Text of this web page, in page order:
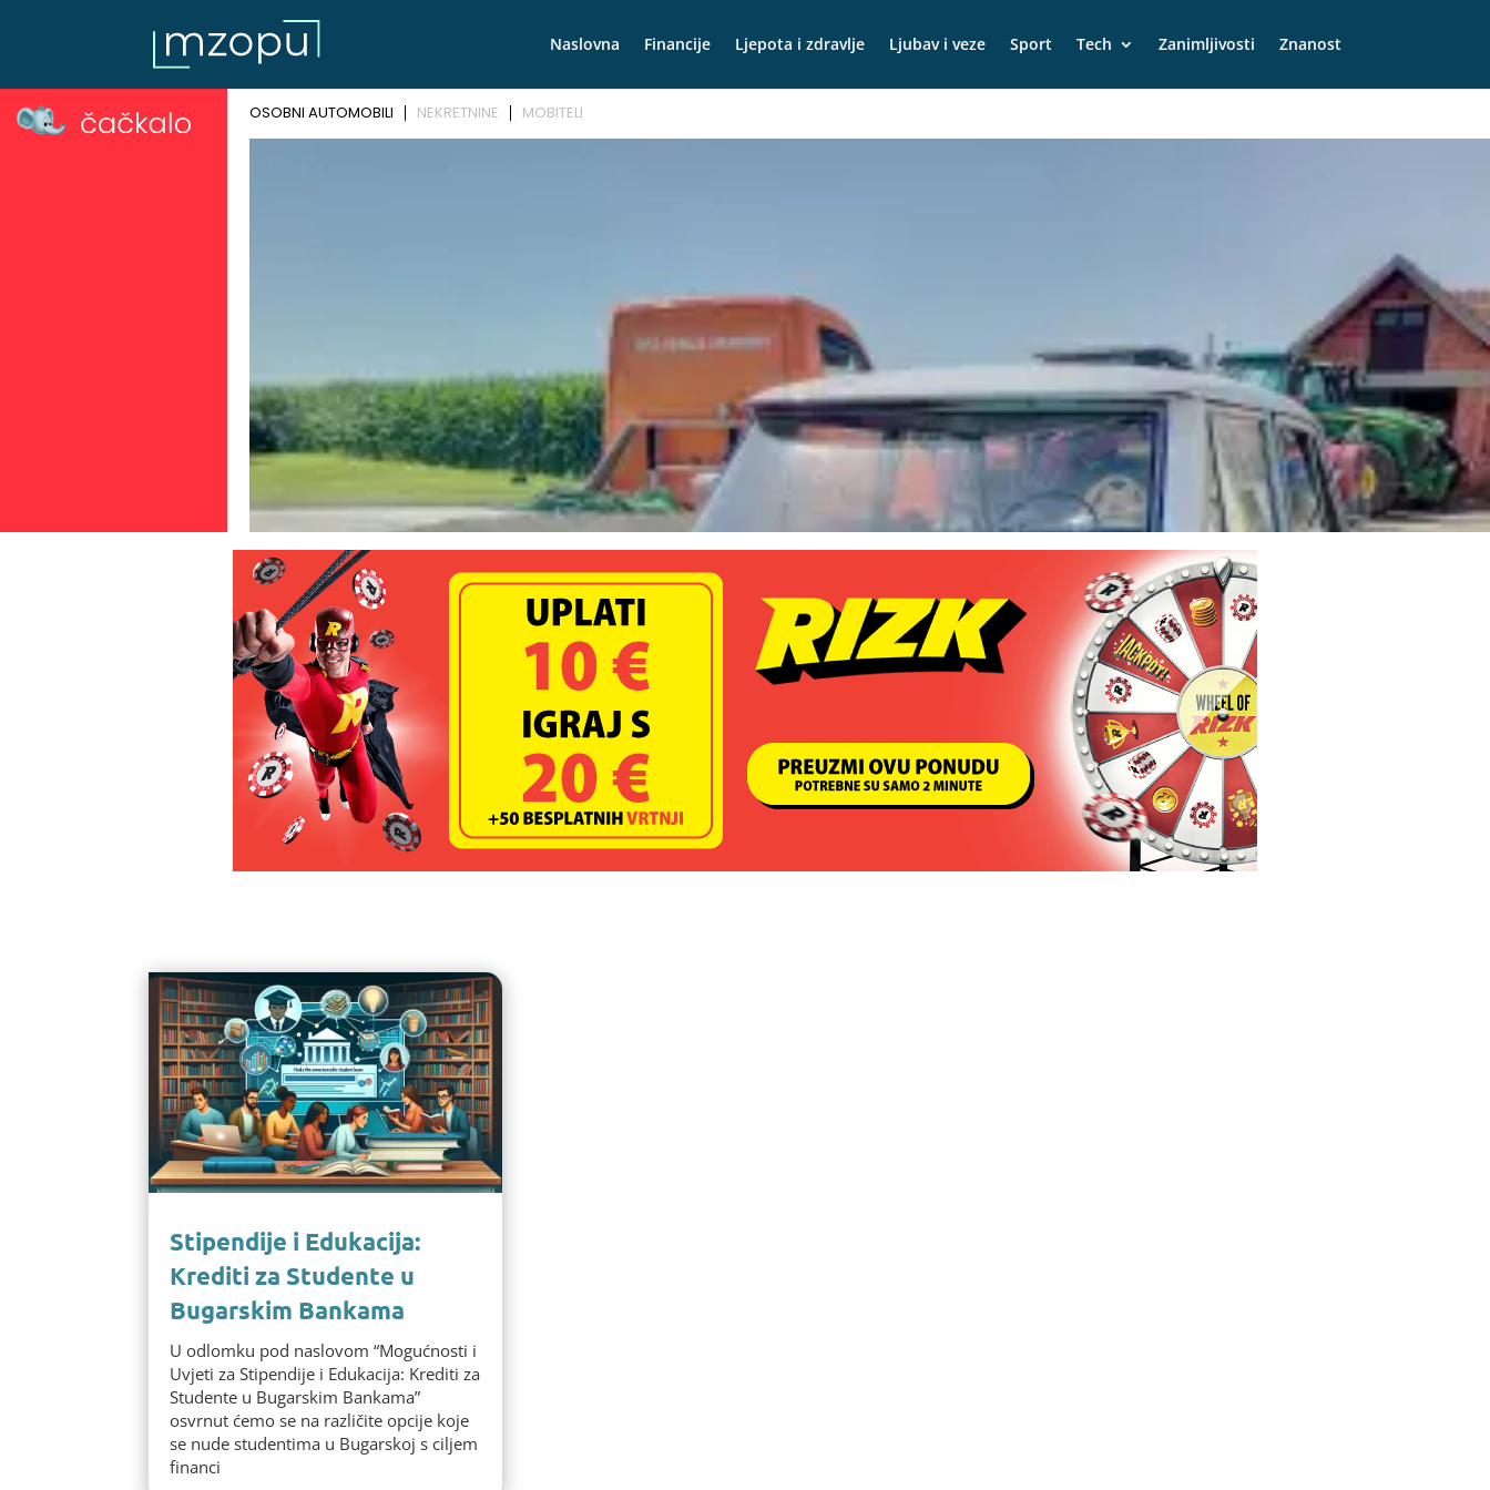
Naslovna Financije Ljepota i zdravlje Ljubav i veze Sport Tech Zanimljivosti Znanost
Stipendije i Edukacija:
Krediti za Studente u
Bugarskim Bankama
U odlomku pod naslovom “Mogućnosti i
Uvjeti za Stipendije i Edukacija: Krediti za
Studente u Bugarskim Bankama”
osvrnut ćemo se na različite opcije koje
se nude studentima u Bugarskoj s ciljem
financi